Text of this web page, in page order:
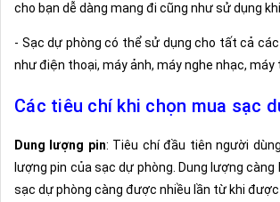
cho bạn dễ dàng mang đi cũng như sử dụng
- Sạc dự phòng có thể sử dụng cho tất cả
như điện thoại, máy ảnh, máy nghe nhạc, máy
Các tiêu chí khi chọn mua sạc
Dung lượng pin: Tiêu chí đầu tiên người
lượng pin của sạc dự phòng. Dung lượng
sạc dự phòng càng được nhiều lần từ khi được